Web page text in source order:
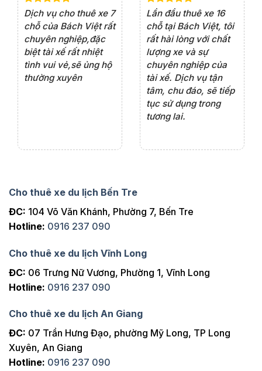
Dịch vụ cho thuê xe 7
chỗ của Bách Việt rất
chuyên nghiệp,đặc
biệt tài xế rất nhiệt
tình vui vẻ,sẽ ủng hộ
thường xuyên
Lần đầu thuê xe 16
chỗ tại Bách Việt, tôi
rất hài lòng với chất
lượng xe và sự
chuyên nghiệp của
tài xế. Dịch vụ tận
tâm, chu đáo, sẽ tiếp
tục sử dụng trong
tương lai.
Cho thuê xe du lịch Bến Tre
ĐC: 104 Võ Văn Khánh, Phường 7, Bến Tre
Hotline: 0916 237 090
Cho thuê xe du lịch Vĩnh Long
ĐC: 06 Trưng Nữ Vương, Phường 1, Vĩnh Long
Hotline: 0916 237 090
Cho thuê xe du lịch An Giang
ĐC: 07 Trần Hưng Đạo, phường Mỹ Long, TP Long
Xuyên, An Giang
Hotline: 0916 237 090